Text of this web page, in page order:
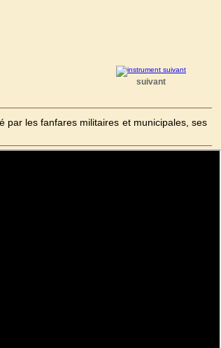
suivant
par les fanfares militaires et municipales, ses